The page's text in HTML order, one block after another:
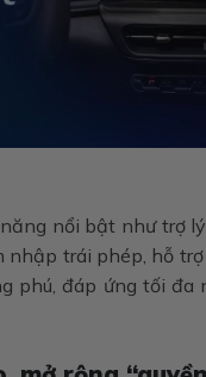
nổi bật như trợ
nhập trái phép, hỗ
phú, đáp ứng tối